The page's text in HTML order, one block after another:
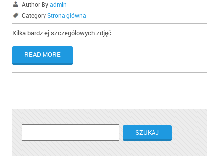
Author Byadmin
CategoryStrona główna
Kilka bardziej szczegółowych zdjęć.
READ MORE